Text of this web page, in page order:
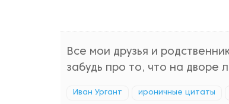
Все мои друзья и
забудь про то, что на дворе
Иван Ургант ироничные цитаты